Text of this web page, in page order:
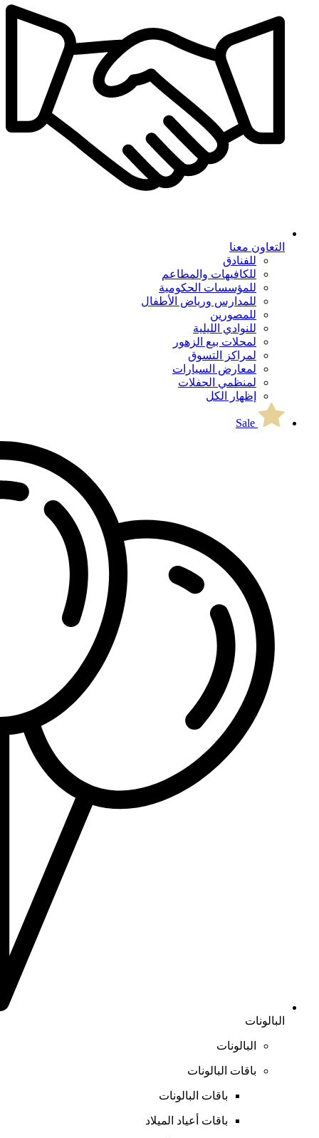
التعاون معنا
للفنادق
للكافيهات والمطاعم
للمؤسسات الحكومية
للمدارس ورياض الأطفال
للمصورين
للنوادي الليلية
لمحلات بيع الزهور
لمراكز التسوق
لمعارض السيارات
لمنظمي الحفلات
إظهار الكل
البالونات
البالونات
باقات البالونات
باقات البالونات
باقات أعياد الميلاد